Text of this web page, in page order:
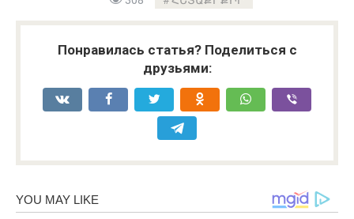
Понравилась статья? Поделиться с
друзьями: